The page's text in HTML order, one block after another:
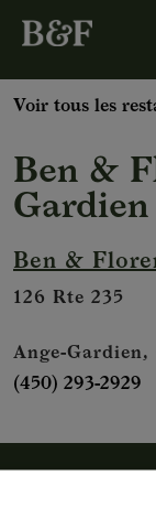
Voir tous les
Ben &
Gardien
Ben &
126 Rte 235
Ange-Gardien,
(450) 293-2929